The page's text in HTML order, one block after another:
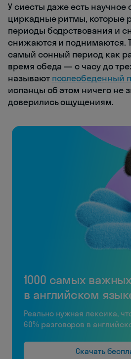
У сиесты даже есть научное
циркадные ритмы, которые
периоды бодрствования и
снижаются и поднимаются.
самый сонный период как
время обеда — с часу до
называют послеобеденный
испанцы об этом ничего не
доверились ощущениям.
1000 самых
в английском
Реально нужная лексика,
60% разговоров в
Скачать